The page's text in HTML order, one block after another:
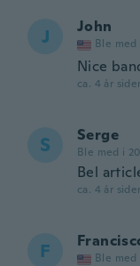
J John
Ble med
Nice
ca. 4 år
S Serge
Ble med i
Bel
ca. 4 år
F Ble med